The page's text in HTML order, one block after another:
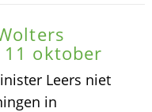
oktober
Leers niet
in